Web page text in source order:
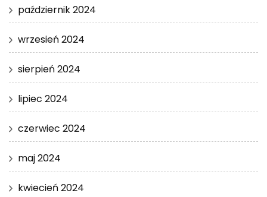
październik 2024
wrzesień 2024
sierpień 2024
lipiec 2024
czerwiec 2024
maj 2024
kwiecień 2024